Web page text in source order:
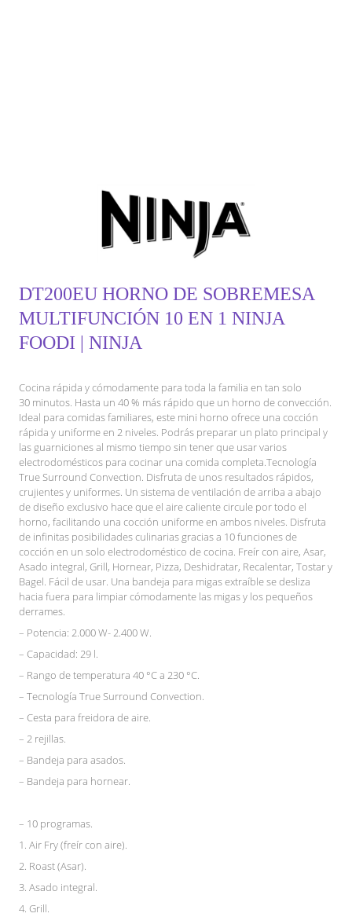
DT200EU HORNO DE SOBREMESA
MULTIFUNCIÓN 10 EN 1 NINJA
FOODI | NINJA
Cocina rápida y cómodamente para toda la familia en tan solo
30 minutos. Hasta un 40 % más rápido que un horno de convección.
Ideal para comidas familiares, este mini horno ofrece una cocción
rápida y uniforme en 2 niveles. Podrás preparar un plato principal y
las guarniciones al mismo tiempo sin tener que usar varios
electrodomésticos para cocinar una comida completa.Tecnología
True Surround Convection. Disfruta de unos resultados rápidos,
crujientes y uniformes. Un sistema de ventilación de arriba a abajo
de diseño exclusivo hace que el aire caliente circule por todo el
horno, facilitando una cocción uniforme en ambos niveles. Disfruta
de infinitas posibilidades culinarias gracias a 10 funciones de
cocción en un solo electrodoméstico de cocina. Freír con aire, Asar,
Asado integral, Grill, Hornear, Pizza, Deshidratar, Recalentar, Tostar y
Bagel. Fácil de usar. Una bandeja para migas extraíble se desliza
hacia fuera para limpiar cómodamente las migas y los pequeños
derrames.
– Potencia: 2.000 W- 2.400 W.
– Capacidad: 29 l.
– Rango de temperatura 40 °C a 230 °C.
– Tecnología True Surround Convection.
– Cesta para freidora de aire.
– 2 rejillas.
– Bandeja para asados.
– Bandeja para hornear.
– 10 programas.
1. Air Fry (freír con aire).
2. Roast (Asar).
3. Asado integral.
4. Grill.